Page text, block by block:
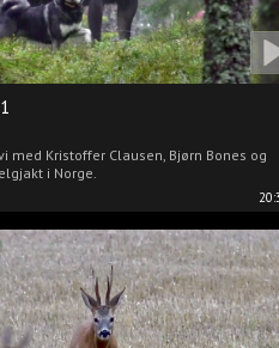
med Kristoffer Clausen, Bjørn Bones og
i Norge.